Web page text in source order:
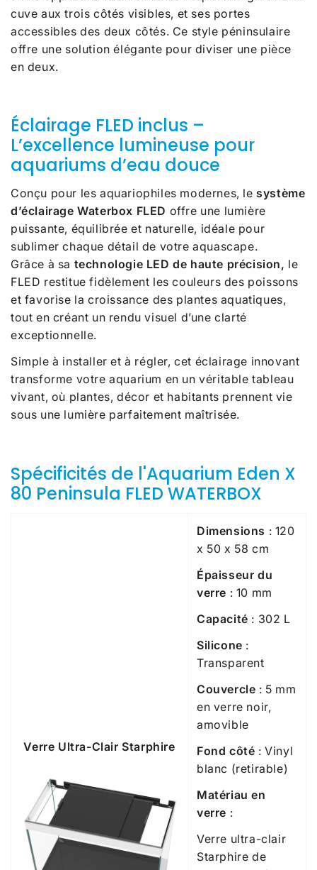
cuve aux trois côtés visibles, et ses portes
accessibles des deux côtés. Ce style péninsulaire
offre une solution élégante pour diviser une pièce
en deux.
Éclairage FLED inclus –
L’excellence lumineuse pour
aquariums d’eau douce
Conçu pour les aquariophiles modernes, le système
d’éclairage Waterbox FLED offre une lumière
puissante, équilibrée et naturelle, idéale pour
sublimer chaque détail de votre aquascape.
Grâce à sa technologie LED de haute précision, le
FLED restitue fidèlement les couleurs des poissons
et favorise la croissance des plantes aquatiques,
tout en créant un rendu visuel d’une clarté
exceptionnelle.
Simple à installer et à régler, cet éclairage innovant
transforme votre aquarium en un véritable tableau
vivant, où plantes, décor et habitants prennent vie
sous une lumière parfaitement maîtrisée.
Spécificités de l'Aquarium Eden X
80 Peninsula FLED WATERBOX
Verre Ultra-Clair Starphire
Dimensions : 120
x 50 x 58 cm
Épaisseur du
verre : 10 mm
Capacité : 302 L
Silicone :
Transparent
Couvercle : 5 mm
en verre noir,
amovible
Fond côté : Vinyl
blanc (retirable)
Matériau en
verre :
Verre ultra-clair
Starphire de